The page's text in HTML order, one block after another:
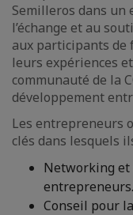
Semilleros dans un
l’échange et au
aux participants de
leurs expériences
communauté de la
développement
Les entrepreneurs
clés dans lesquels
Networking et
entrepreneurs.
Conseil pour